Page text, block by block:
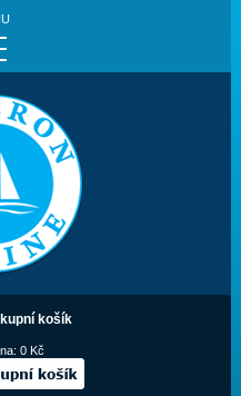
košík
0 Kč